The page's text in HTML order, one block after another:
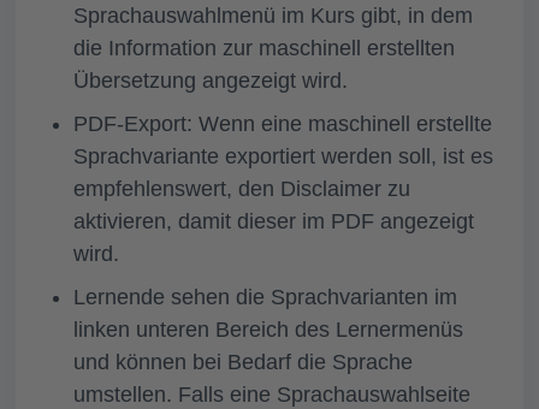
Sprachauswahlmenü im Kurs gibt, in dem
die Information zur maschinell erstellten
Übersetzung angezeigt wird.
PDF-Export: Wenn eine maschinell erstellte
Sprachvariante exportiert werden soll, ist es
empfehlenswert, den Disclaimer zu
aktivieren, damit dieser im PDF angezeigt
wird.
Lernende sehen die Sprachvarianten im
linken unteren Bereich des Lernermenüs
und können bei Bedarf die Sprache
umstellen. Falls eine Sprachauswahlseite